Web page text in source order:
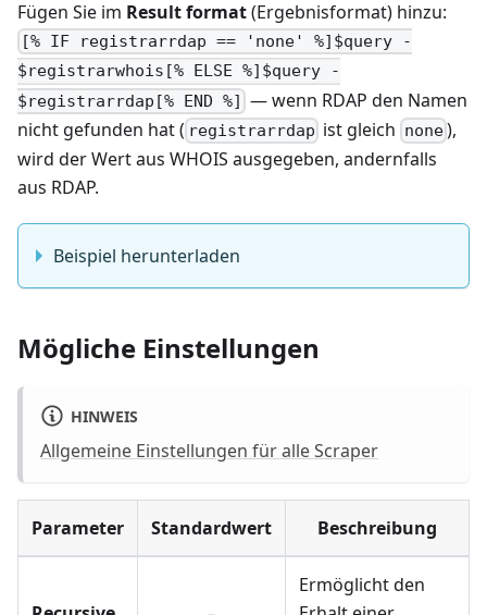
Fügen Sie im Result format(Ergebnisformat) hinzu:
[% IF registrarrdap == 'none' %]$query -
$registrarwhois[% ELSE %]$query -
$registrarrdap[% END %] — wenn RDAP den Namen
nicht gefunden hat ( registrarrdap ist gleich none),
wird der Wert aus WHOIS ausgegeben, andernfalls
aus RDAP.
Beispiel herunterladen
Mögliche Einstellungen
HINWEIS
Allgemeine Einstellungen für alle Scraper
Parameter Standardwert Beschreibung
Ermöglicht den